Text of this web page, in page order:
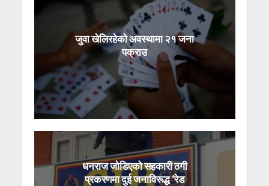
जुवा खेलिरहेको अवस्थामा २१ जना
पक्राउ
धनराज जोडिएको सहकारी ठगी
प्रकरणमा दुई जनाविरूद्ध ‘रेड